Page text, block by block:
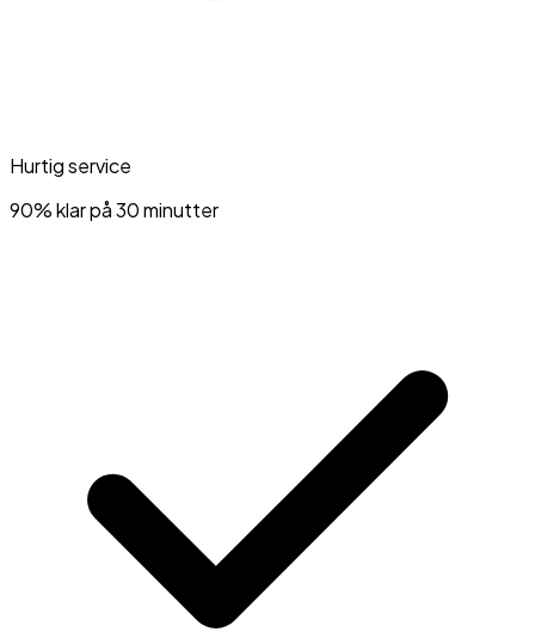
Hurtig service
90% klar på 30 minutter